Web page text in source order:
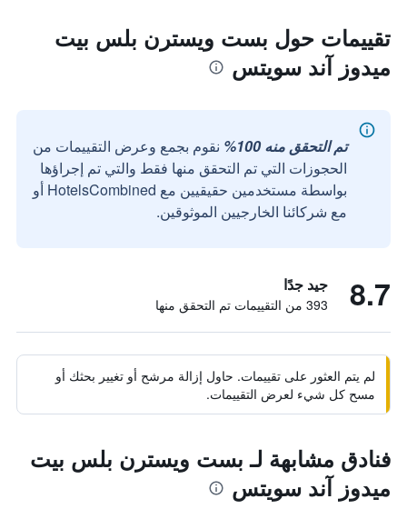
تقييمات حول بست ويسترن بلس بيت
ميدوز آند سويتس
تم التحقق منه 100%
نقوم بجمع وعرض التقييمات من
الحجوزات التي تم التحقق منها فقط والتي تم إجراؤها
بواسطة مستخدمين حقيقيين مع HotelsCombined أو
مع شركائنا الخارجيين الموثوقين.
8.7 جيد جدًا
393 من التقييمات تم التحقق منها
لم يتم العثور على تقييمات. حاول إزالة مرشح أو تغيير بحثك أو
مسح كل شيء لعرض التقييمات.
فنادق مشابهة لـ بست ويسترن بلس بيت
ميدوز آند سويتس